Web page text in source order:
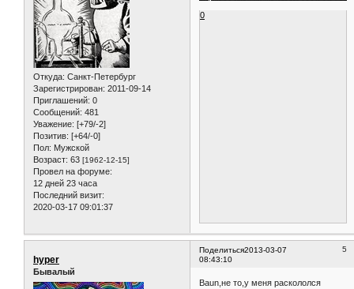
Откуда: Санкт-Петербург
Зарегистрирован: 2011-09-14
Приглашений: 0
Сообщений: 481
Уважение: [+79/-2]
Позитив: [+64/-0]
Пол: Мужской
Возраст: 63 [1962-12-15]
Провел на форуме:
12 дней 23 часа
Последний визит:
2020-03-17 09:01:37
0
Поделиться 5
2013-03-07
08:43:10
hyper
Бывалый
Baun,не то,у меня раскололся